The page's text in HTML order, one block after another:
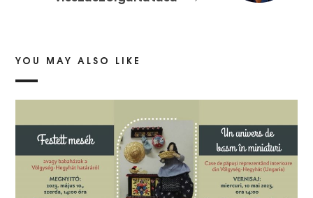
YOU MAY ALSO LIKE